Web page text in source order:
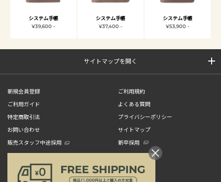
システム手帳
¥39,600 -
システム手帳
¥37,400 -
システム手帳
¥53,900 -
サイトマップを開く
新規会員登録
ご利用規約
ご利用ガイド
よくある質問
特定商取引法
プライバシーポリシー
お問い合わせ
サイトマップ
販売スタッフ中途採用
新卒採用